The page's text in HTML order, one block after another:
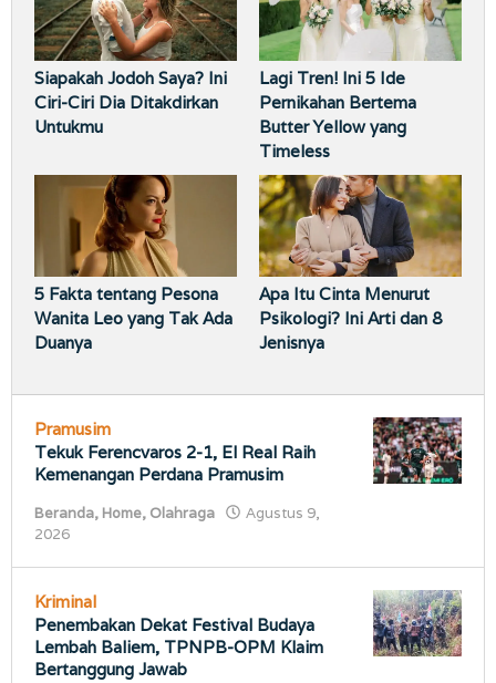
Siapakah Jodoh Saya? Ini
Ciri-Ciri Dia Ditakdirkan
Untukmu
Lagi Tren! Ini 5 Ide
Pernikahan Bertema
Butter Yellow yang
Timeless
5 Fakta tentang Pesona
Wanita Leo yang Tak Ada
Duanya
Apa Itu Cinta Menurut
Psikologi? Ini Arti dan 8
Jenisnya
Pramusim
Tekuk Ferencvaros 2-1, El Real Raih
Kemenangan Perdana Pramusim
Beranda, Home, Olahraga
Agustus 9,
2026
Kriminal
Penembakan Dekat Festival Budaya
Lembah Baliem, TPNPB-OPM Klaim
Bertanggung Jawab